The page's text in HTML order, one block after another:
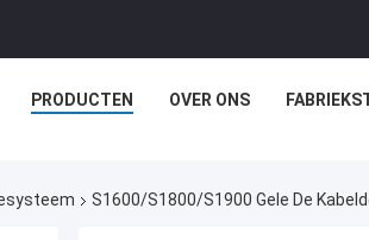
PRODUCTEN OVER ONS
S1600/S1800/S1900 Gele De